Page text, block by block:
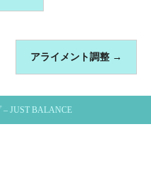
アライメント調整 →
– JUST BALANCE